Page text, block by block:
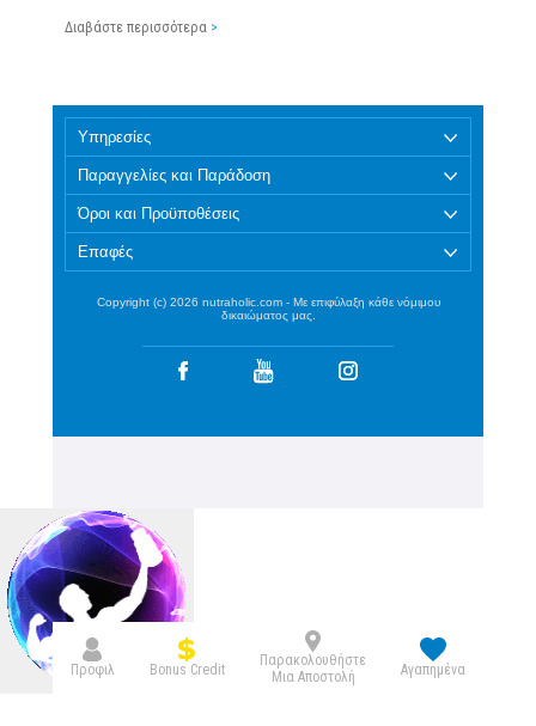
Διαβάστε περισσότερα >
Υπηρεσίες
Παραγγελίες και Παράδοση
Όροι και Προϋποθέσεις
Επαφές
Copyright (c) 2026 nutraholic.com - Με επιφύλαξη κάθε νόμιμου
δικαιώματος μας.
Προφιλ Bonus Credit
Παρακολουθήστε
Μια Αποστολή
Αγαπημένα